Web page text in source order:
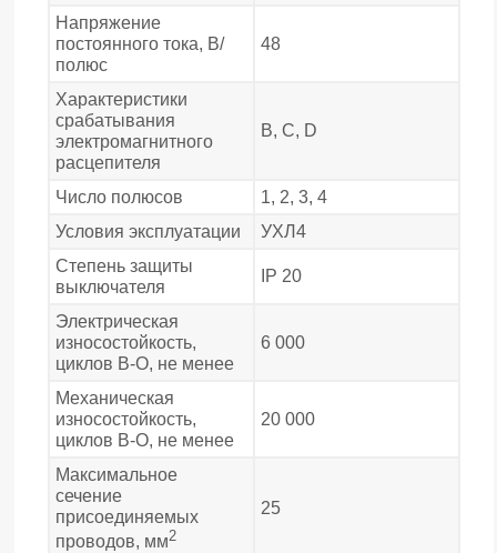
Напряжение
постоянного тока, В/
полюс
48
Характеристики
срабатывания
электромагнитного
расцепителя
В, С, D
Число полюсов
1, 2, 3, 4
Условия эксплуатации
УХЛ4
Степень защиты
выключателя
IP 20
Электрическая
износостойкость,
циклов В-О, не менее
6 000
Механическая
износостойкость,
циклов В-О, не менее
20 000
Максимальное
сечение
присоединяемых
проводов, мм2
25